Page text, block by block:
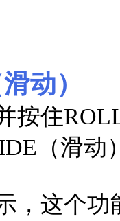
动）
按住
（滑动
，这个